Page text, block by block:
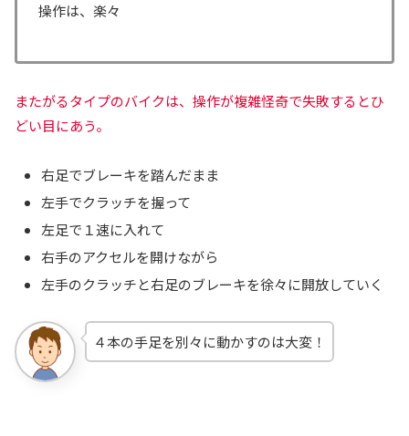
操作は、楽々
またがるタイプのバイクは、操作が複雑怪奇で失敗するとひ
どい目にあう。
右足でブレーキを踏んだまま
左手でクラッチを握って
左足で１速に入れて
右手のアクセルを開けながら
左手のクラッチと右足のブレーキを徐々に開放していく
４本の手足を別々に動かすのは大変！